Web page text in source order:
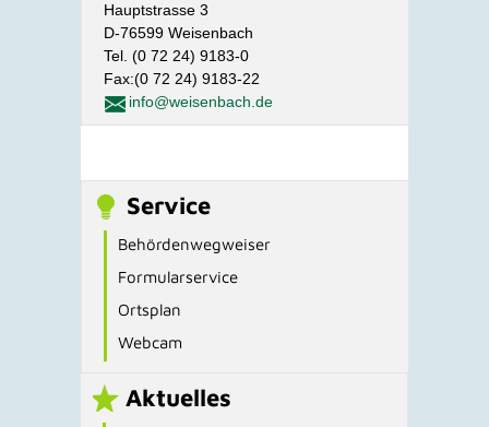
Hauptstrasse 3
D-76599 Weisenbach
Tel. (0 72 24) 9183-0
Fax:(0 72 24) 9183-22
info@weisenbach.de
Service
Behördenwegweiser
Formularservice
Ortsplan
Webcam
Aktuelles